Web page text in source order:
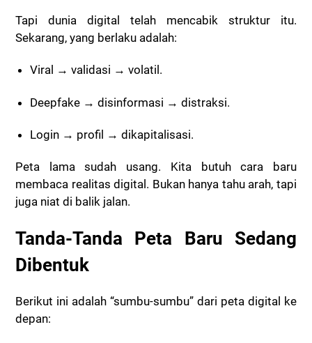
Tapi dunia digital telah mencabik struktur itu.
Sekarang, yang berlaku adalah:
Viral → validasi → volatil.
Deepfake → disinformasi → distraksi.
Login → profil → dikapitalisasi.
Peta lama sudah usang. Kita butuh cara baru
membaca realitas digital. Bukan hanya tahu arah, tapi
juga niat di balik jalan.
Tanda-Tanda Peta Baru Sedang
Dibentuk
Berikut ini adalah “sumbu-sumbu” dari peta digital ke
depan: